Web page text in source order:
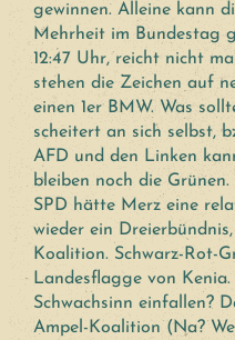
gewinnen. Alleine kann
Mehrheit im Bundestag
12:47 Uhr, reicht nicht
stehen die Zeichen auf
einen 1er BMW. Was
scheitert an sich selbst,
AFD und den Linken
bleiben noch die
SPD hätte Merz eine
wieder ein
Koalition. Schwarz-Rot-
Landesflagge von
Schwachsinn einfallen?
Ampel-Koalition (Na?